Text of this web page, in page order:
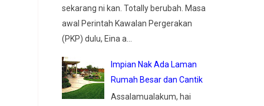
sekarang ni kan. Totally berubah. Masa
awal Perintah Kawalan Pergerakan
(PKP) dulu, Eina a...
Impian Nak Ada Laman
Rumah Besar dan Cantik
Assalamualakum, hai